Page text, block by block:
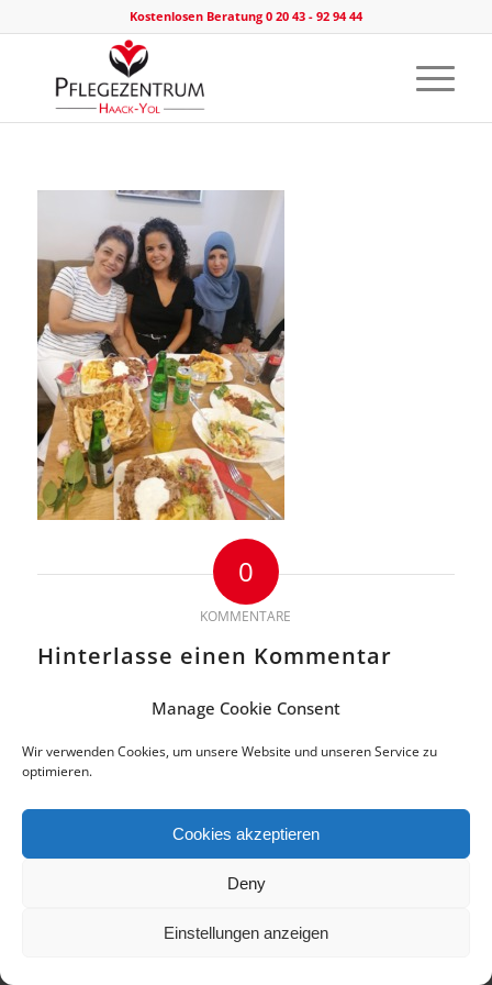
Manage Cookie Consent
Wir verwenden Cookies, um unsere Website und unseren Service zu
optimieren.
Cookies akzeptieren
Deny
Einstellungen anzeigen
Kostenlosen Beratung 0 20 43 - 92 94 44
0
KOMMENTARE
Hinterlasse einen Kommentar
Hinterlasse uns deinen Kommentar!
Du musstangemeldetsein, um einen Kommentar abzugeben.
© 2018 Copyright by di.signs - mediendesign. Alle Rechte vorbehalten.
Cookie-Richtlinie (EU)